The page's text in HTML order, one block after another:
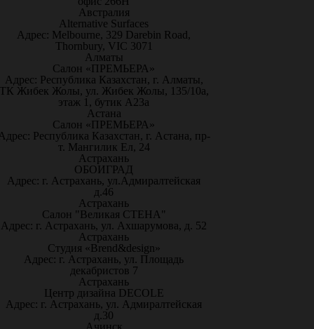
Австралия
Alternative Surfaces
Адрес: Melbourne, 329 Darebin Road,
Thornbury, VIC 3071
Алматы
Салон «ПРЕМЬЕРА»
Адрес: Республика Казахстан, г. Алматы,
Жибек Жолы, ул. Жибек Жолы, 135/10а,
этаж 1, бутик А23а
Астана
Салон «ПРЕМЬЕРА»
Республика Казахстан, г. Астана, пр-
т. Мангилик Ел, 24
Астрахань
ОБОИГРАД
Адрес: г. Астрахань, ул.Адмиралтейская
д.46
Астрахань
Салон "Великая СТЕНА"
Адрес: г. Астрахань, ул. Ахшарумова, д. 52
Астрахань
Студия «Brend&design»
Адрес: г. Астрахань, ул. Площадь
декабристов 7
Астрахань
Центр дизайна DECOLE
Адрес: г. Астрахань, ул. Адмиралтейская
д.30
Ачинск